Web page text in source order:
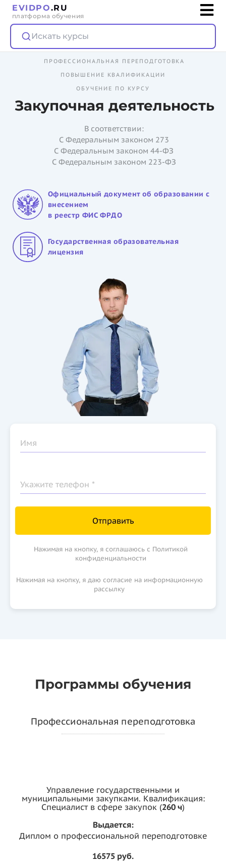
EVIDPO.RU
платформа обучения
Искать курсы
ПРОФЕССИОНАЛЬНАЯ ПЕРЕПОДГОТОВКА
ПОВЫШЕНИЕ КВАЛИФИКАЦИИ
ОБУЧЕНИЕ ПО КУРСУ
Закупочная деятельность
В соответствии:
С Федеральным законом 273
С Федеральным законом 44-ФЗ
С Федеральным законом 223-ФЗ
Официальный документ об образовании с
внесением
в реестр ФИС ФРДО
Государственная образовательная
лицензия
Имя
Укажите телефон *
Отправить
Нажимая на кнопку, я соглашаюсь с Политикой
конфиденциальности
Нажимая на кнопку, я даю согласие на информационную
рассылку
Программы обучения
Профессиональная переподготовка
Управление государственными и
муниципальными закупками. Квалификация:
Специалист в сфере закупок (260 ч)
Выдается:
Диплом о профессиональной переподготовке
16575 руб.